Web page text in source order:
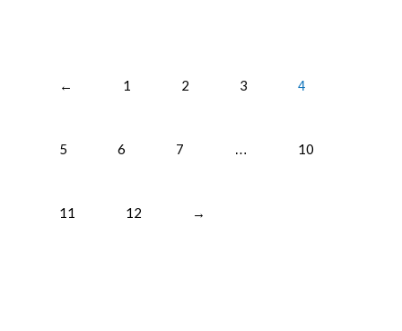
← 1 2 3 4
5 6 7 … 10
11 12 →